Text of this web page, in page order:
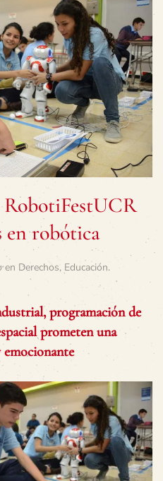
en robótica
en Derechos, Educación.
programación de
prometen una